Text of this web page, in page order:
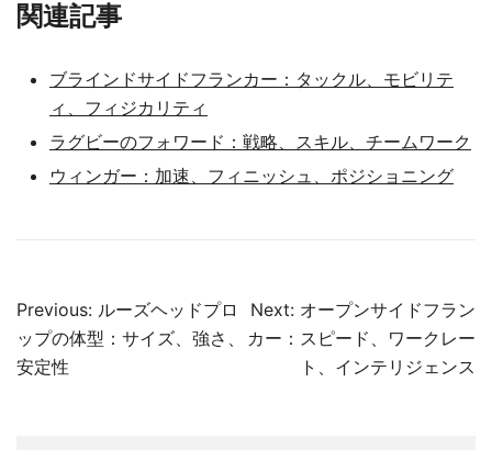
関連記事
ブラインドサイドフランカー：タックル、モビリテ
ィ、フィジカリティ
ラグビーのフォワード：戦略、スキル、チームワーク
ウィンガー：加速、フィニッシュ、ポジショニング
Post
navigation
Previous: ルーズヘッドプロ
ップの体型：サイズ、強さ、
安定性
Next: オープンサイドフラン
カー：スピード、ワークレー
ト、インテリジェンス